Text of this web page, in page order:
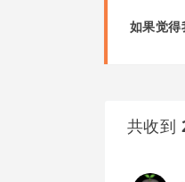
如果觉得
共收到